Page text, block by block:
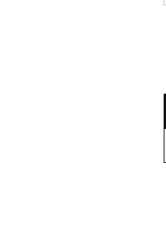
في قائمة منتجاتك المفضلة